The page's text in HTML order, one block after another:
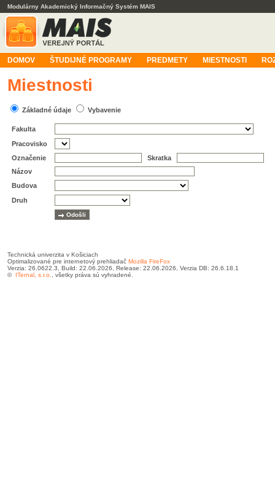
Modulárny Akademický Informačný Systém MAIS
DOMOV ŠTUDIJNÉ PROGRAMY PREDMETY MIESTNOSTI
Miestnosti
Základné údaje Vybavenie
Fakulta
Pracovisko
Označenie
Skratka
Názov
Budova
Druh
Technická univerzita v Košiciach
Optimalizované pre internetový prehliadač Mozilla FireFox
Verzia: 26.0622.3, Build: 22.06.2026, Release: 22.06.2026, Verzia DB: 26.6.18.1
© ITernal, s.r.o. , všetky práva sú vyhradené.